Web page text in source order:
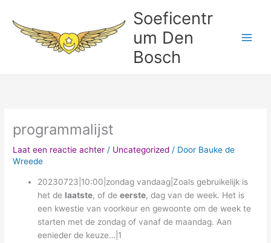
naar
Soeficentr
um Den
Bosch
programmalijst
Laat een reactie achter / Uncategorized / Door Bauke de
Wreede
20230723|10:00|zondag vandaag|Zoals gebruikelijk is
het de laatste, of deeerste, dag van de week. Het is
een kwestie van voorkeur en gewoonte om de week te
starten met de zondag of vanaf de maandag. Aan
eenieder de keuze…|1